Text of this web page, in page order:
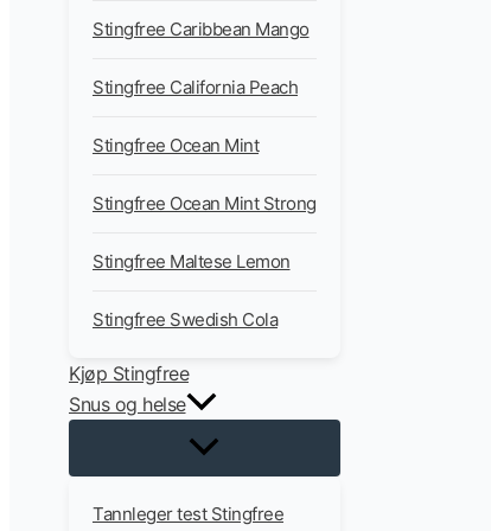
Stingfree Caribbean Mango
Stingfree California Peach
Stingfree Ocean Mint
Stingfree Ocean Mint Strong
Stingfree Maltese Lemon
Stingfree Swedish Cola
Kjøp Stingfree
Snus og helse
Tannleger test Stingfree